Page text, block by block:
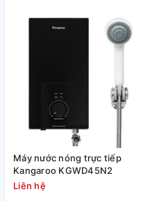
Máy nước nóng trực tiếp
Kangaroo KGWD45N2
Liên hệ